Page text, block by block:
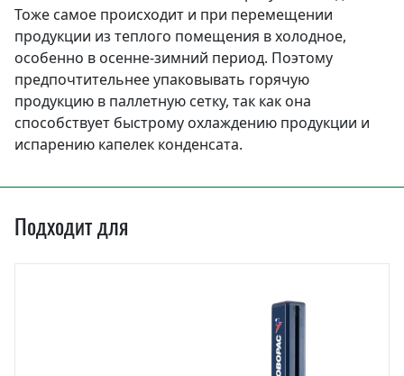
Тоже самое происходит и при перемещении
продукции из теплого помещения в холодное,
особенно в осенне-зимний период. Поэтому
предпочтительнее упаковывать горячую
продукцию в паллетную сетку, так как она
способствует быстрому охлаждению продукции и
испарению капелек конденсата.
Подходит для